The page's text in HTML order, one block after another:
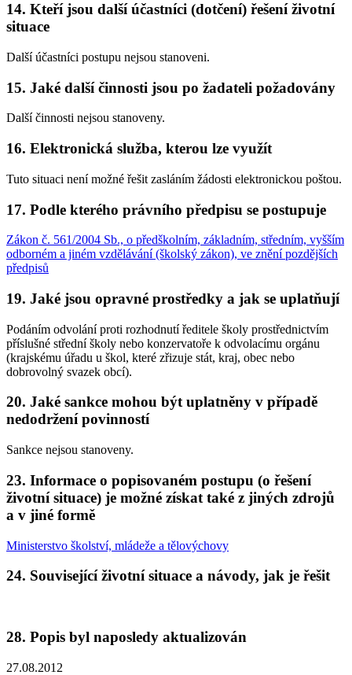
14. Kteří jsou další účastníci (dotčení) řešení životní
situace
Další účastníci postupu nejsou stanoveni.
15. Jaké další činnosti jsou po žadateli požadovány
Další činnosti nejsou stanoveny.
16. Elektronická služba, kterou lze využít
Tuto situaci není možné řešit zasláním žádosti elektronickou poštou.
17. Podle kterého právního předpisu se postupuje
Zákon č. 561/2004 Sb., o předškolním, základním, středním, vyšším
odborném a jiném vzdělávání (školský zákon), ve znění pozdějších
předpisů
19. Jaké jsou opravné prostředky a jak se uplatňují
Podáním odvolání proti rozhodnutí ředitele školy prostřednictvím
příslušné střední školy nebo konzervatoře k odvolacímu orgánu
(krajskému úřadu u škol, které zřizuje stát, kraj, obec nebo
dobrovolný svazek obcí).
20. Jaké sankce mohou být uplatněny v případě
nedodržení povinností
Sankce nejsou stanoveny.
23. Informace o popisovaném postupu (o řešení
životní situace) je možné získat také z jiných zdrojů
a v jiné formě
Ministerstvo školství, mládeže a tělovýchovy
24. Související životní situace a návody, jak je řešit
28. Popis byl naposledy aktualizován
27.08.2012